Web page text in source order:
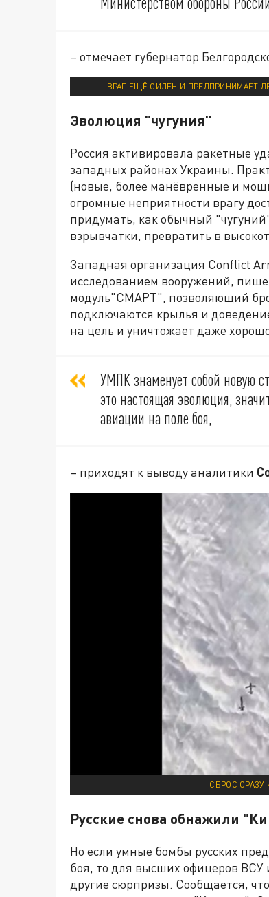
– отмечает губернатор
ВРАГ ЕЩЁ СИЛЕН И ПРЕДПРИНИМАЕТ
Эволюция "чугуния"
Россия активировала ракетные
западных районах Украины.
(новые, более манёвренные и
огромные неприятности врагу
придумать, как обычный
взрывчатки, превратить в
Западная организация Conflict
исследованием вооружений,
модуль"СМАРТ", позволяющий
подключаются крылья и
на цель и уничтожает даже
УМПК знаменует собой новую
это настоящая эволюция,
авиации на поле боя,
– приходят к выводу аналитики
СБРОС СРАЗУ
Русские снова обнажили
Но если умные бомбы русских
боя, то для высших офицеров ВСУ
другие сюрпризы. Сообщается,